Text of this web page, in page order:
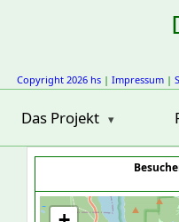
Copyright 2026 hs | Impressum |
Das Projekt